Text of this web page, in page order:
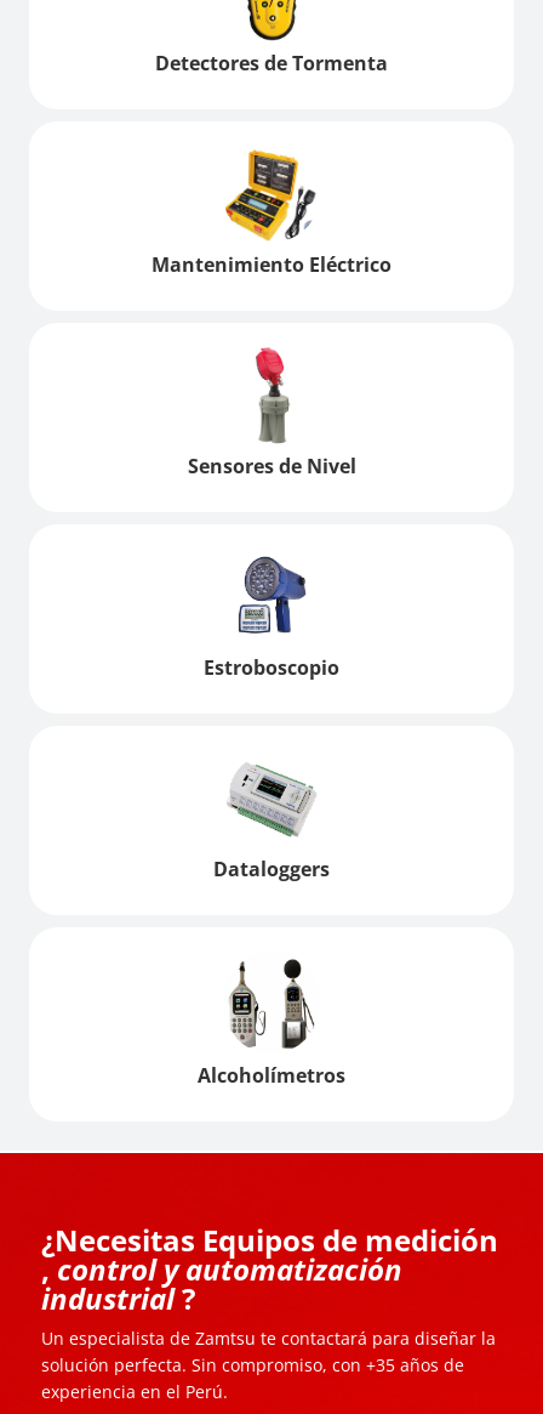
Detectores de Tormenta
Mantenimiento Eléctrico
Sensores de Nivel
Estroboscopio
Dataloggers
Alcoholímetros
¿Necesitas Equipos de medición
,control y automatización
industrial?
Un especialista de Zamtsu te contactará para diseñar la
solución perfecta. Sin compromiso, con +35 años de
experiencia en el Perú.